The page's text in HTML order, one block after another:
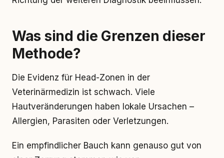
Was sind die Grenzen dieser
Methode?
Die Evidenz für Head-Zonen in der
Veterinärmedizin ist schwach. Viele
Hautveränderungen haben lokale Ursachen –
Allergien, Parasiten oder Verletzungen.
Ein empfindlicher Bauch kann genauso gut von